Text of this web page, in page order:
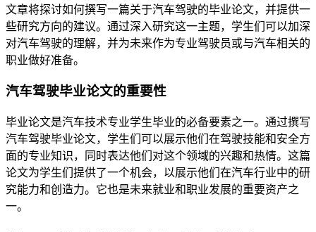
文章将探讨如何撰写一篇关于汽车驾驶的毕业论文，并提供一
些研究方向的建议。通过深入研究这一主题，学生们可以加深
对汽车驾驶的理解，并为未来作为专业驾驶员或与汽车相关的
职业做好准备。
汽车驾驶毕业论文的重要性
毕业论文是汽车技术专业学生毕业的必备要素之一。通过撰写
汽车驾驶毕业论文，学生们可以展示他们在驾驶技能和安全方
面的专业知识，同时表达他们对这个领域的兴趣和热情。这篇
论文为学生们提供了一个机会，以展示他们在汽车行业中的研
究能力和创造力。它也是未来就业和职业发展的重要资产之
一。